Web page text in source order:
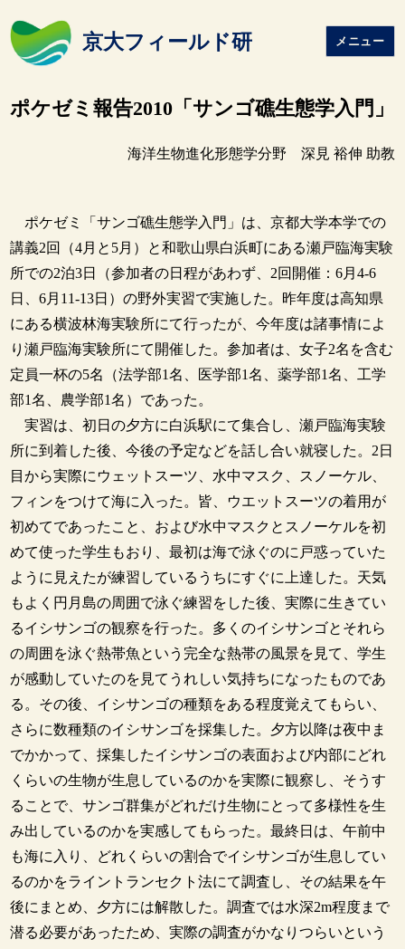
京大フィールド研 メニュー
ポケゼミ報告2010「サンゴ礁生態学入門」
海洋生物進化形態学分野 深見 裕伸 助教
ポケゼミ「サンゴ礁生態学入門」は、京都大学本学での
講義2回（4月と5月）と和歌山県白浜町にある瀬戸臨海実験
所での2泊3日（参加者の日程があわず、2回開催：6月4-6
日、6月11-13日）の野外実習で実施した。昨年度は高知県
にある横波林海実験所にて行ったが、今年度は諸事情によ
り瀬戸臨海実験所にて開催した。参加者は、女子2名を含む
定員一杯の5名（法学部1名、医学部1名、薬学部1名、工学
部1名、農学部1名）であった。
実習は、初日の夕方に白浜駅にて集合し、瀬戸臨海実験
所に到着した後、今後の予定などを話し合い就寝した。2日
目から実際にウェットスーツ、水中マスク、スノーケル、
フィンをつけて海に入った。皆、ウエットスーツの着用が
初めてであったこと、および水中マスクとスノーケルを初
めて使った学生もおり、最初は海で泳ぐのに戸惑っていた
ように見えたが練習しているうちにすぐに上達した。天気
もよく円月島の周囲で泳ぐ練習をした後、実際に生きてい
るイシサンゴの観察を行った。多くのイシサンゴとそれら
の周囲を泳ぐ熱帯魚という完全な熱帯の風景を見て、学生
が感動していたのを見てうれしい気持ちになったものであ
る。その後、イシサンゴの種類をある程度覚えてもらい、
さらに数種類のイシサンゴを採集した。夕方以降は夜中ま
でかかって、採集したイシサンゴの表面および内部にどれ
くらいの生物が生息しているのかを実際に観察し、そうす
ることで、サンゴ群集がどれだけ生物にとって多様性を生
み出しているのかを実感してもらった。最終日は、午前中
も海に入り、どれくらいの割合でイシサンゴが生息してい
るのかをライントランセクト法にて調査し、その結果を午
後にまとめ、夕方には解散した。調査では水深2m程度まで
潜る必要があったため、実際の調査がかなりつらいという